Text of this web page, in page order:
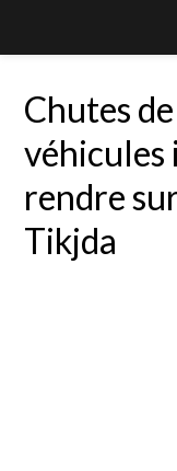
Chutes
véhicules
rendre
Tikjda